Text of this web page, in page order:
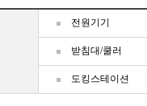
전원기기
받침대/쿨러
도킹스테이션